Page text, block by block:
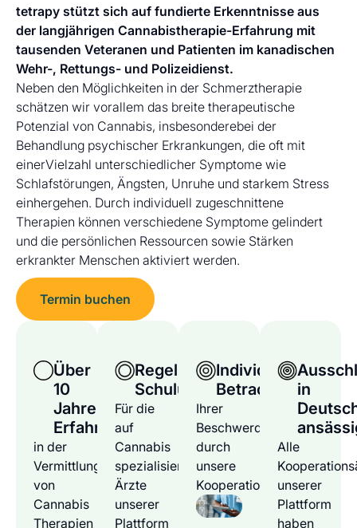
tetrapy stützt sich auf fundierte Erkenntnisse aus
der langjährigen Cannabistherapie-Erfahrung mit
tausenden Veteranen und Patienten im kanadischen
Wehr-, Rettungs- und Polizeidienst.
Neben den Möglichkeiten in der Schmerztherapie
schätzen wir vorallem das breite therapeutische
Potenzial von Cannabis, insbesonderebei der
Behandlung psychischer Erkrankungen, die oft mit
einerVielzahl unterschiedlicher Symptome wie
Schlafstörungen, Ängsten, Unruhe und starkem Stress
einhergehen. Durch individuell zugeschnittene
Therapien können verschiedene Symptome gelindert
und die persönlichen Ressourcen sowie Stärken
erkrankter Menschen aktiviert werden.
Termin buchen
Über
10
Jahre
Erfahrung
in der
Vermittlung
von
Cannabis
Therapien
Regelmäßige
Schulungen
Für die
auf
Cannabis
spezialisierten
Ärzte
unserer
Plattform
Individuelle
Betrachtung
Ihrer
Beschwerden
durch
unsere
Kooperationsärzte
in
Alle
unserer
Plattform
haben